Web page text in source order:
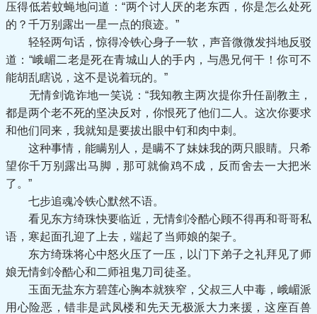
压得低若蚊蝇地问道：“两个讨人厌的老东西，你是怎么处死
的？千万别露出一星一点的痕迹。”
轻轻两句话，惊得冷铁心身子一软，声音微微发抖地反驳
道：“峨嵋二老是死在青城山人的手内，与愚兄何干！你可不
能胡乱瞎说，这不是说着玩的。”
无情剑诡诈地一笑说：“我知教主两次提你升任副教主，
都是两个老不死的坚决反对，你恨死了他们二人。这次你要求
和他们同来，我就知是要拔出眼中钉和肉中刺。
这种事情，能瞒别人，是瞒不了妹妹我的两只眼睛。只希
望你千万别露出马脚，那可就偷鸡不成，反而舍去一大把米
了。”
七步追魂冷铁心默然不语。
看见东方绮珠快要临近，无情剑冷酷心顾不得再和哥哥私
语，寒起面孔迎了上去，端起了当师娘的架子。
东方绮珠将心中怒火压了一压，以门下弟子之礼拜见了师
娘无情剑冷酷心和二师祖鬼刀司徒圣。
玉面无盐东方碧莲心胸本就狭窄，父叔三人中毒，峨嵋派
用心险恶，错非是武凤楼和先天无极派大力来援，这座百兽